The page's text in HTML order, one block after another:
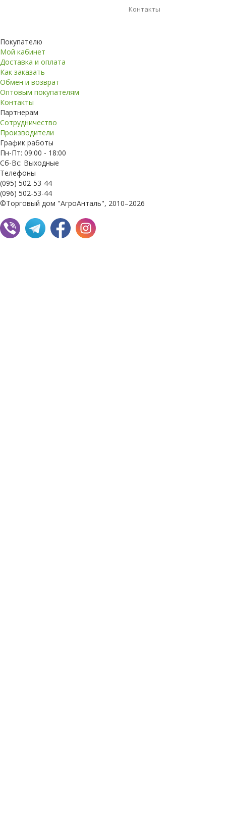
Контакты
Покупателю
Мой кабинет
Доставка и оплата
Как заказать
Обмен и возврат
Оптовым покупателям
Контакты
Партнерам
Сотрудничество
Производители
График работы
Пн-Пт: 09:00 - 18:00
Сб-Вс: Выходные
Телефоны
(095) 502-53-44
(096) 502-53-44
©Торговый дом "АгроАнталь", 2010–2026